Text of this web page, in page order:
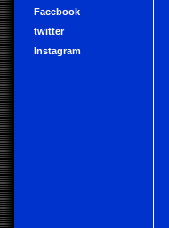
Facebook
twitter
Instagram